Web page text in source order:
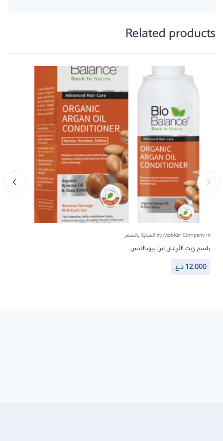
Related products
byMobKar Companyin العناية بالشعر
بلسم زيت الأرغان من بيوبالانس
12.000د.ع